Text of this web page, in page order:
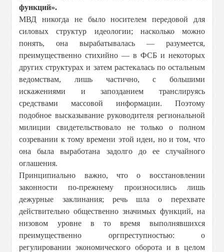
функций».
МВД никогда не было носителем передовой для
силовых структур идеологии; насколько можно
понять, она вырабатывалась — разумеется,
преимущественно стихийно — в ФСБ и некоторых
других структурах и затем растекалась по остальным
ведомствам, лишь частично, с большими
искажениями и запозданием транслируясь
средствами массовой информации. Поэтому
подобное высказывание руководителя региональной
милиции свидетельствовало не только о полном
созревании к тому времени этой идеи, но и том, что
она была выработана задолго до ее случайного
оглашения.
Принципиально важно, что о восстановлении
законности по-прежнему произносились лишь
дежурные заклинания; речь шла о перехвате
действительно общественно значимых функций, на
низовом уровне в то время выполнявшихся
преимущественно оргпреступностью: о
регулировании экономического оборота и в целом